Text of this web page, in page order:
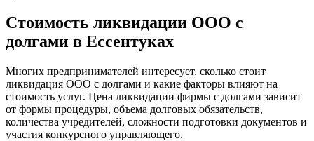
Стоимость ликвидации ООО с
долгами в Ессентуках
Многих предпринимателей интересует, сколько стоит
ликвидация ООО с долгами и какие факторы влияют на
стоимость услуг. Цена ликвидации фирмы с долгами зависит
от формы процедуры, объема долговых обязательств,
количества учредителей, сложности подготовки документов и
участия конкурсного управляющего.